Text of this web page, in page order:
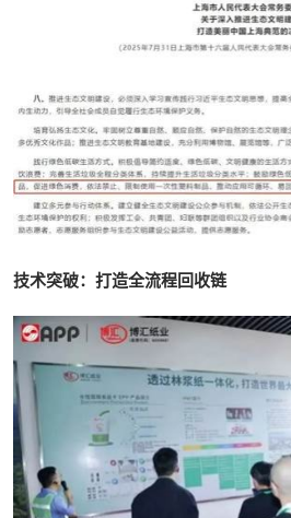
技术突破：打造全流程回收链